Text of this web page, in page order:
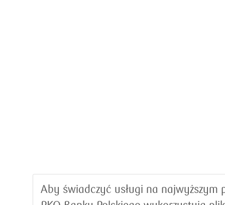
Aby świadczyć usługi na